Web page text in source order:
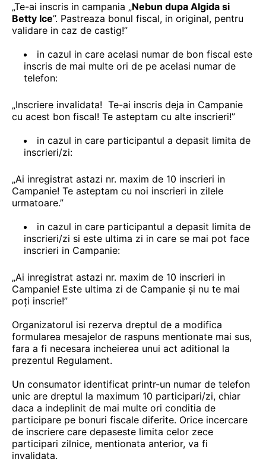
„Te-ai inscris in campania „Nebun dupa Algida si
Betty Ice”. Pastreaza bonul fiscal, in original, pentru
validare in caz de castig!”
in cazul in care acelasi numar de bon fiscal este
inscris de mai multe ori de pe acelasi numar de
telefon:
„Inscriere invalidata! Te-ai inscris deja in Campanie
cu acest bon fiscal! Te asteptam cu alte inscrieri!”
in cazul in care participantul a depasit limita de
inscrieri/zi:
„Ai inregistrat astazi nr. maxim de 10 inscrieri in
Campanie! Te asteptam cu noi inscrieri in zilele
urmatoare.”
in cazul in care participantul a depasit limita de
inscrieri/zi si este ultima zi in care se mai pot face
inscrieri in Campanie:
„Ai inregistrat astazi nr. maxim de 10 inscrieri in
Campanie! Este ultima zi de Campanie și nu te mai
poți inscrie!”
Organizatorul isi rezerva dreptul de a modifica
formularea mesajelor de raspuns mentionate mai sus,
fara a fi necesara incheierea unui act aditional la
prezentul Regulament.
Un consumator identificat printr-un numar de telefon
unic are dreptul la maximum 10 participari/zi, chiar
daca a indeplinit de mai multe ori conditia de
participare pe bonuri fiscale diferite. Orice incercare
de inscriere care depaseste limita celor zece
participari zilnice, mentionata anterior, va fi
invalidata.